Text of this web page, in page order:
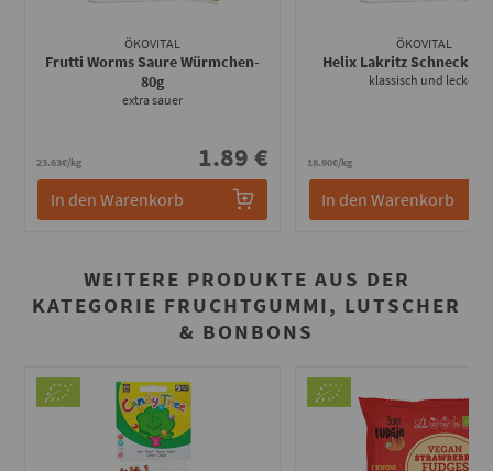
ÖKOVITAL
Frutti Worms Saure Würmchen-
80g
extra sauer
23.63€/kg 1.89 €
In den Warenkorb
ÖKOVITAL
Helix Lakritz Schnecken
klassisch und lecker
18.90€/kg
In den Warenkorb
WEITERE PRODUKTE AUS DER
KATEGORIE FRUCHTGUMMI, LUTSCHER
& BONBONS